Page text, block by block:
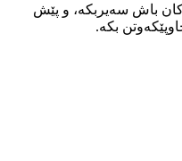
باش سەیربکە، و پێش
بکە.